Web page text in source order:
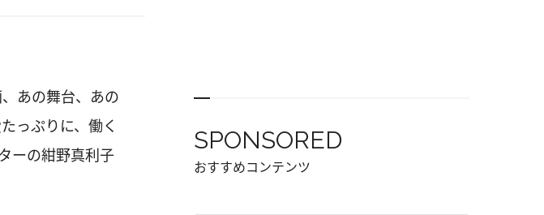
あの舞台、あの
っぷりに、働く
ーの紺野真利子
SPONSORED
おすすめコンテンツ